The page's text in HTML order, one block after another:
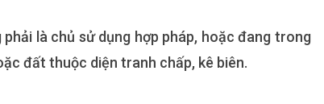
là chủ sử dụng hợp pháp, hoặc đang trong
đất thuộc diện tranh chấp, kê biên.